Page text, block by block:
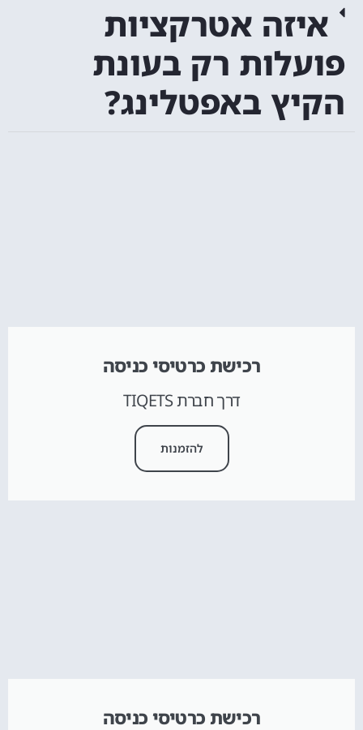
איזה אטרקציות
פועלות רק בעונת
הקיץ באפטלינג?
רכישת כרטיסי כניסה
דרך חברת TIQETS
להזמנות
רכישת כרטיסי כניסה